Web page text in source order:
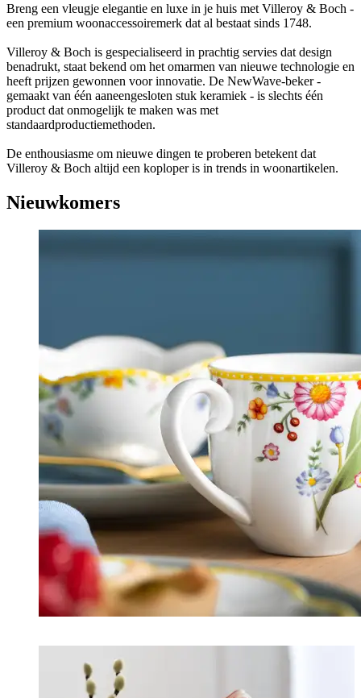
Breng een vleugje elegantie en luxe in je huis met Villeroy & Boch -
een premium woonaccessoiremerk dat al bestaat sinds 1748.
Villeroy & Boch is gespecialiseerd in prachtig servies dat design
benadrukt, staat bekend om het omarmen van nieuwe technologie en
heeft prijzen gewonnen voor innovatie. De NewWave-beker -
gemaakt van één aaneengesloten stuk keramiek - is slechts één
product dat onmogelijk te maken was met
standaardproductiemethoden.
De enthousiasme om nieuwe dingen te proberen betekent dat
Villeroy & Boch altijd een koploper is in trends in woonartikelen.
Nieuwkomers